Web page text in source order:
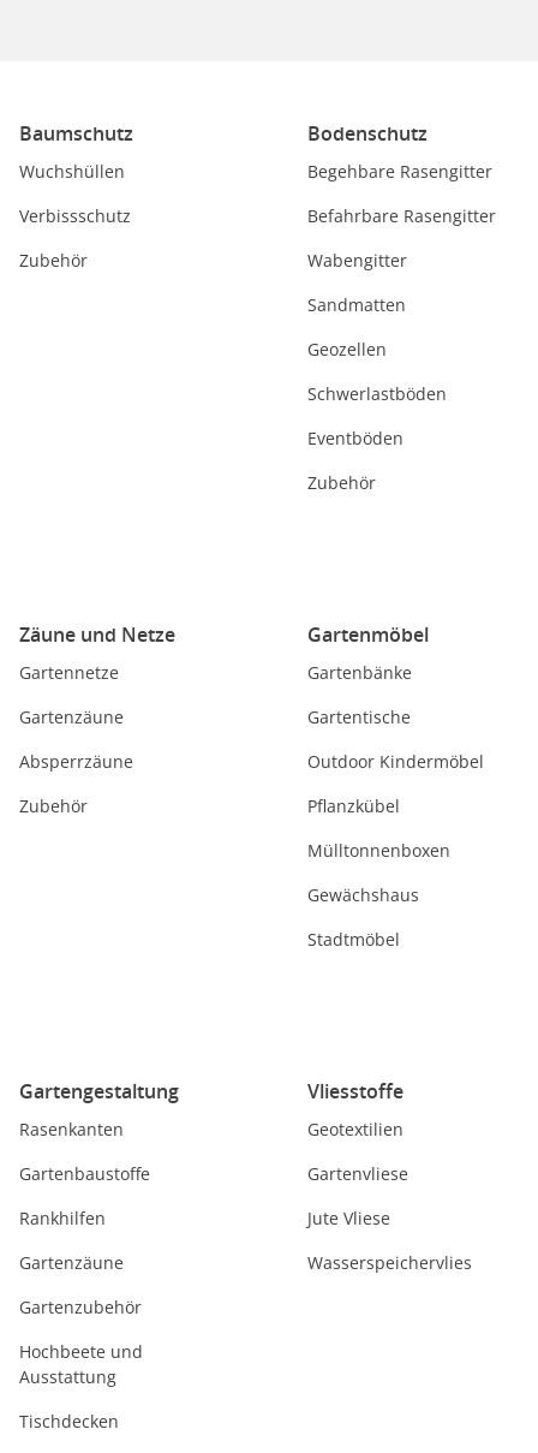
Baumschutz
Wuchshüllen
Verbissschutz
Zubehör
Bodenschutz
Begehbare Rasengitter
Befahrbare Rasengitter
Wabengitter
Sandmatten
Geozellen
Schwerlastböden
Eventböden
Zubehör
Zäune und Netze
Gartennetze
Gartenzäune
Absperrzäune
Zubehör
Gartenmöbel
Gartenbänke
Gartentische
Outdoor Kindermöbel
Pflanzkübel
Mülltonnenboxen
Gewächshaus
Stadtmöbel
Gartengestaltung
Rasenkanten
Gartenbaustoffe
Rankhilfen
Gartenzäune
Gartenzubehör
Hochbeete und
Ausstattung
Tischdecken
Vliesstoffe
Geotextilien
Gartenvliese
Jute Vliese
Wasserspeichervlies